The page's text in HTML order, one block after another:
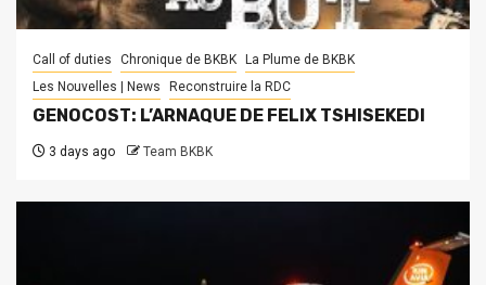
Call of duties Chronique de BKBK
La Plume de BKBK
Les Nouvelles | News
Reconstruire la RDC
GENOCOST: L’ARNAQUE DE FELIX TSHISEKEDI
3 days ago Team BKBK